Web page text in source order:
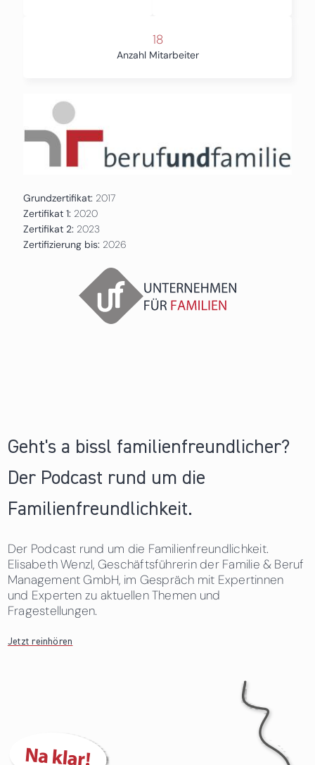
18
Anzahl Mitarbeiter
Grundzertifikat: 2017
Zertifikat 1: 2020
Zertifikat 2: 2023
Zertifizierung bis: 2026
Geht's a bissl familienfreundlicher?
Der Podcast rund um die
Familienfreundlichkeit.
Der Podcast rund um die Familienfreundlichkeit.
Elisabeth Wenzl, Geschäftsführerin der Familie & Beruf
Management GmbH, im Gespräch mit Expertinnen
und Experten zu aktuellen Themen und
Fragestellungen.
Jetzt reinhören